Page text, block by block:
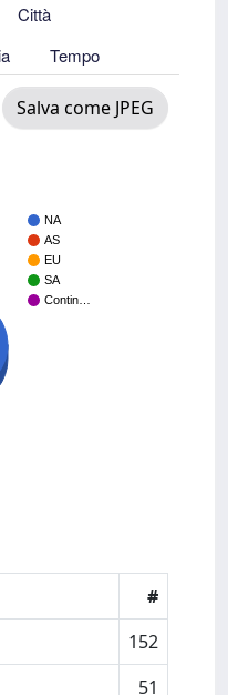
Città
Tempo
Salva come JPEG
NA
AS
EU
SA
Contin…
#
152
51